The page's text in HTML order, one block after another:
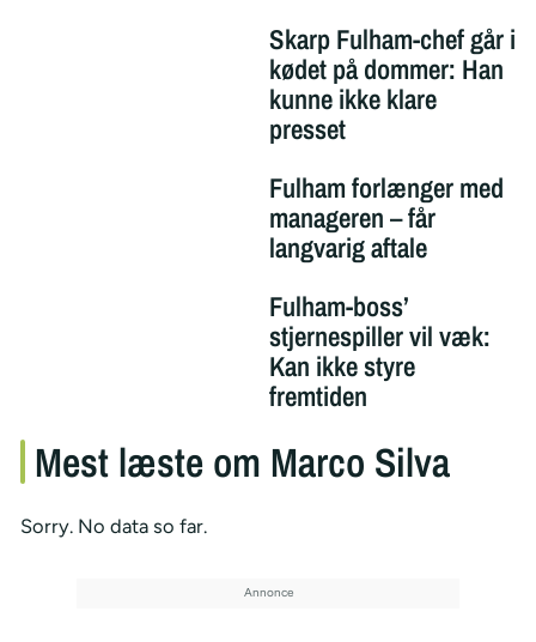
Skarp Fulham-chef går i
kødet på dommer: Han
kunne ikke klare
presset
Fulham forlænger med
manageren – får
langvarig aftale
Fulham-boss’
stjernespiller vil væk:
Kan ikke styre
fremtiden
Mest læste om Marco Silva
Sorry. No data so far.